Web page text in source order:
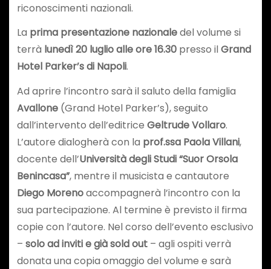
riconoscimenti nazionali.
La prima presentazione nazionaledel volume si
terrà lunedì 20 luglio alle ore 16.30presso ilGrand
Hotel Parker’sdiNapoli.
Ad aprire l’incontro sarà il saluto della famiglia
Avallone(Grand Hotel Parker’s), seguito
dall’intervento dell’editrice Geltrude Vollaro.
L’autore dialogherà con la prof.ssa Paola Villani,
docente dell’Università degli Studi “Suor Orsola
Benincasa”, mentre il musicista e cantautore
Diego Morenoaccompagnerà l’incontro con la
sua partecipazione. Al termine è previsto il firma
copie con l’autore. Nel corso dell’evento esclusivo
– solo ad inviti e già sold out– agli ospiti verrà
donata una copia omaggio del volume e sarà